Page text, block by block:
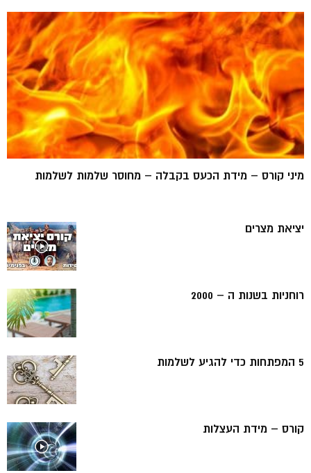
מיני קורס – מידת הכעס בקבלה – מחוסר שלמות לשלמות
יציאת מצרים
רוחניות בשנות ה – 2000
5 המפתחות כדי להגיע לשלמות
קורס – מידת העצלות